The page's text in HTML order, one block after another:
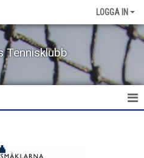
LOGGA IN
Tennisklubb